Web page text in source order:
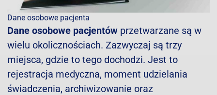
Dane osobowe pacjenta
Dane osobowe pacjentów przetwarzane są w
wielu okolicznościach. Zazwyczaj są trzy
miejsca, gdzie to tego dochodzi. Jest to
rejestracja medyczna, moment udzielania
świadczenia, archiwizowanie oraz